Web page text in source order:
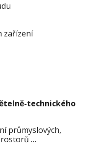
zařízení
technického
průmyslových,
…